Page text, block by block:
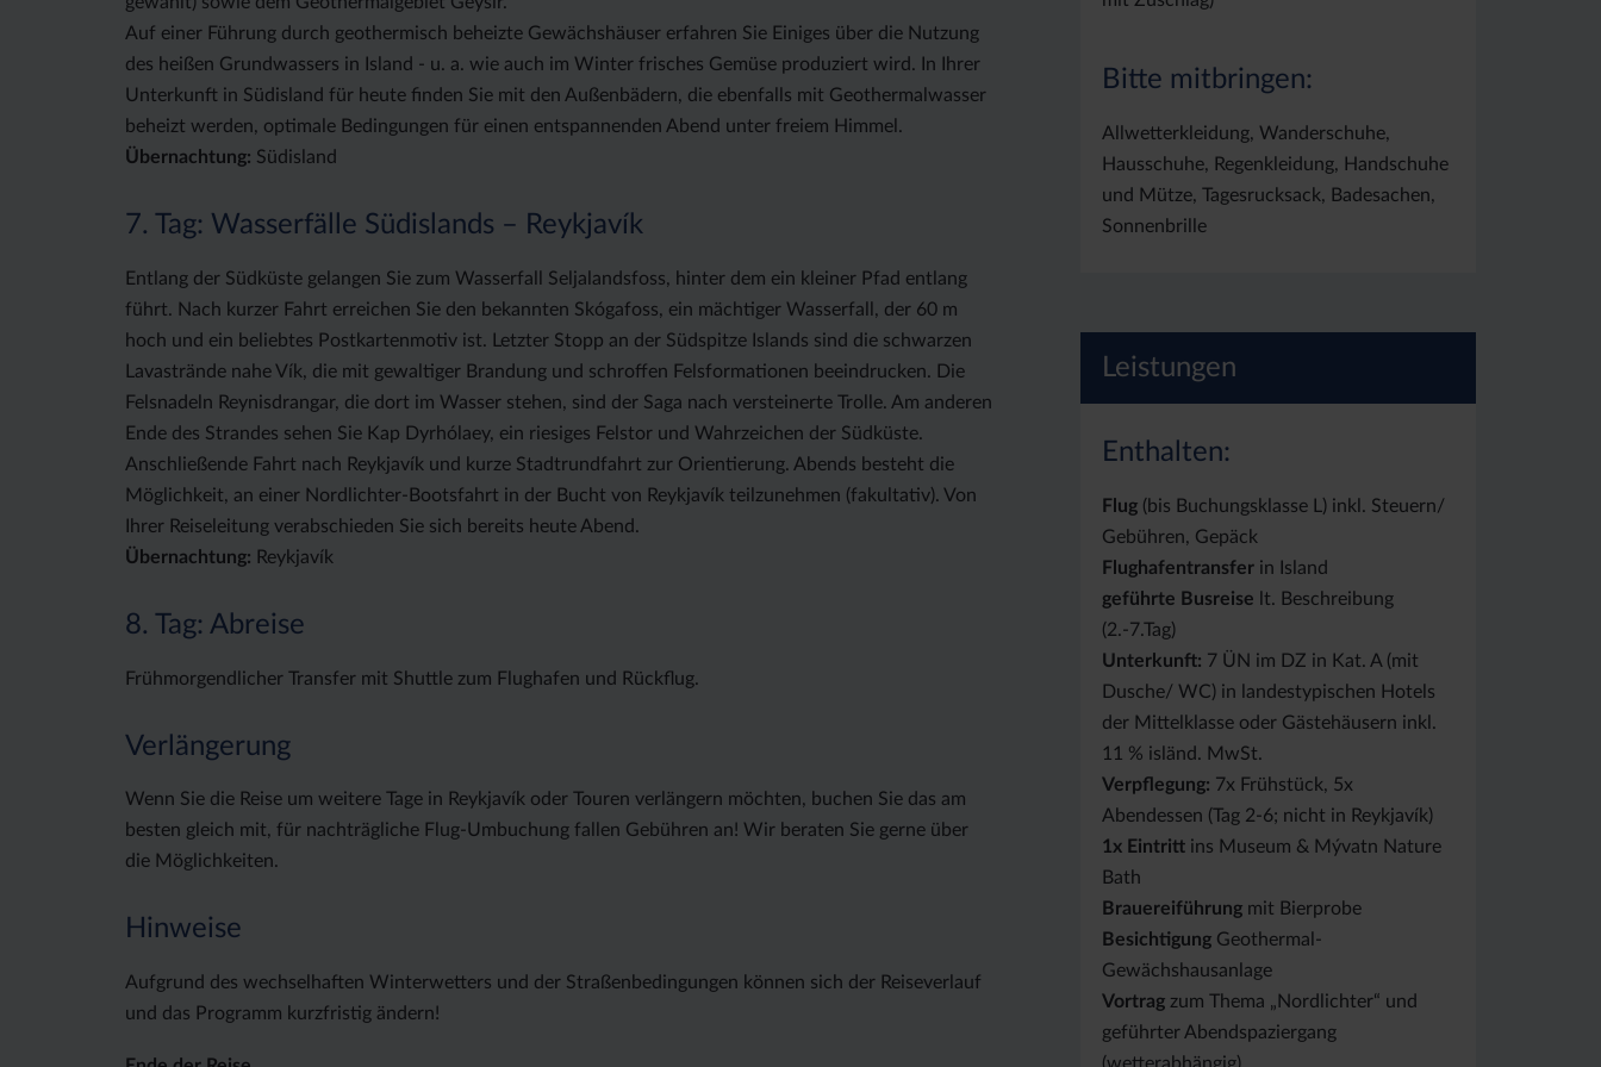
Auf einer Führung durch geothermisch beheizte Gewächshäuser erfahren Sie Einiges über die Nutzung
des heißen Grundwassers in Island - u. a. wie auch im Winter frisches Gemüse produziert wird. In Ihrer
Unterkunft in Südisland für heute finden Sie mit den Außenbädern, die ebenfalls mit Geothermalwasser
beheizt werden, optimale Bedingungen für einen entspannenden Abend unter freiem Himmel.
Übernachtung: Südisland
7. Tag: Wasserfälle Südislands – Reykjavík
Entlang der Südküste gelangen Sie zum Wasserfall Seljalandsfoss, hinter dem ein kleiner Pfad entlang
führt. Nach kurzer Fahrt erreichen Sie den bekannten Skógafoss, ein mächtiger Wasserfall, der 60 m
hoch und ein beliebtes Postkartenmotiv ist. Letzter Stopp an der Südspitze Islands sind die schwarzen
Lavastrände nahe Vík, die mit gewaltiger Brandung und schroffen Felsformationen beeindrucken. Die
Felsnadeln Reynisdrangar, die dort im Wasser stehen, sind der Saga nach versteinerte Trolle. Am anderen
Ende des Strandes sehen Sie Kap Dyrhólaey, ein riesiges Felstor und Wahrzeichen der Südküste.
Anschließende Fahrt nach Reykjavík und kurze Stadtrundfahrt zur Orientierung. Abends besteht die
Möglichkeit, an einer Nordlichter-Bootsfahrt in der Bucht von Reykjavík teilzunehmen (fakultativ). Von
Ihrer Reiseleitung verabschieden Sie sich bereits heute Abend.
Übernachtung: Reykjavík
8. Tag: Abreise
Frühmorgendlicher Transfer mit Shuttle zum Flughafen und Rückflug.
Verlängerung
Wenn Sie die Reise um weitere Tage in Reykjavík oder Touren verlängern möchten, buchen Sie das am
besten gleich mit, für nachträgliche Flug-Umbuchung fallen Gebühren an! Wir beraten Sie gerne über
die Möglichkeiten.
Hinweise
Aufgrund des wechselhaften Winterwetters und der Straßenbedingungen können sich der Reiseverlauf
und das Programm kurzfristig ändern!
Bitte mitbringen:
Allwetterkleidung, Wanderschuhe,
Hausschuhe, Regenkleidung, Handschuhe
und Mütze, Tagesrucksack, Badesachen,
Sonnenbrille
Leistungen
Enthalten:
Flug (bis Buchungsklasse L) inkl. Steuern/
Gebühren, Gepäck
Flughafentransfer in Island
geführte Busreise lt. Beschreibung
(2.-7.Tag)
Unterkunft: 7 ÜN im DZ in Kat. A (mit
Dusche/ WC) in landestypischen Hotels
der Mittelklasse oder Gästehäusern inkl.
11 % isländ. MwSt.
Verpflegung: 7x Frühstück, 5x
Abendessen (Tag 2-6; nicht in Reykjavík)
1x Eintritt ins Museum & Mývatn Nature
Bath
Brauereiführung mit Bierprobe
Besichtigung Geothermal-
Gewächshausanlage
Vortrag zum Thema „Nordlichter“ und
geführter Abendspaziergang
(wetterabhängig)